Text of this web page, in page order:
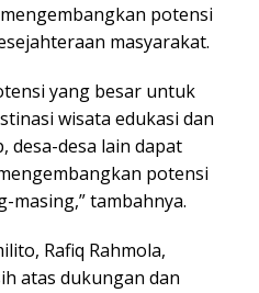
potensi
masyarakat.
yang besar untuk
wisata edukasi dan
desa-desa lain dapat
potensi
masing,” tambahnya.
Rafiq Rahmola,
atas dukungan dan